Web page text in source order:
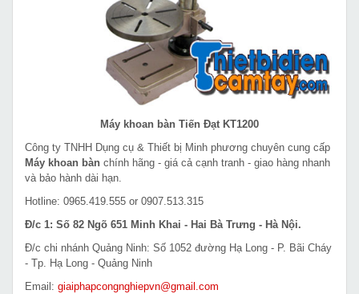
Máy khoan bàn Tiến Đạt KT1200
Công ty TNHH Dụng cụ & Thiết bị Minh phương chuyên cung cấp
Máy khoan bàn chính hãng - giá cả cạnh tranh - giao hàng nhanh
và bảo hành dài hạn.
Hotline: 0965.419.555 or 0907.513.315
Đ/c 1: Số 82 Ngõ 651 Minh Khai - Hai Bà Trưng - Hà Nội.
Đ/c chi nhánh Quảng Ninh: Số 1052 đường Hạ Long - P. Bãi Cháy
- Tp. Hạ Long - Quảng Ninh
Email: giaiphapcongnghiepvn@gmail.com